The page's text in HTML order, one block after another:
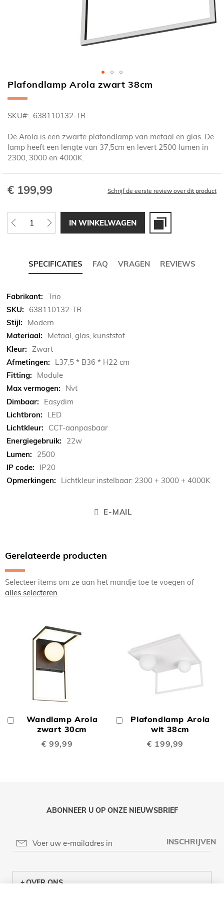
Ga
naar
begin
de
afbeeldingen-
gallerij
Plafondlamp Arola zwart 38cm
SKU 638110132-TR
De Arola is een zwarte plafondlamp van metaal en glas. De
lamp heeft een lengte van 37,5cm en levert 2500 lumen in
2300, 3000 en 4000K.
€ 199,99 Schrijf de eerste review over dit product
IN WINKELWAGEN
SPECIFICATIES FAQ VRAGEN REVIEWS
Meer
informatie
Trio
638110132-TR
Modern
Metaal, glas, kunststof
Zwart
L37,5 * B36 * H22 cm
Module
Nvt
Easydim
LED
CCT-aanpasbaar
22w
2500
IP20
Lichtkleur instelbaar: 2300 + 3000 + 4000K
E-MAIL
Gerelateerde producten
Selecteer items om ze aan het mandje toe te voegen of
alles selecteren
Wandlamp Arola
zwart 30cm
€ 99,99
Winkelwagen
Plafondlamp Arola
wit 38cm
€ 199,99
Winkelwagen
ABONNEER U OP ONZE NIEUWSBRIEF
INSCHRIJVEN
OVER ONS